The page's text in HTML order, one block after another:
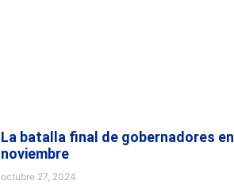
La batalla final de gobernadores en
noviembre
octubre 27, 2024